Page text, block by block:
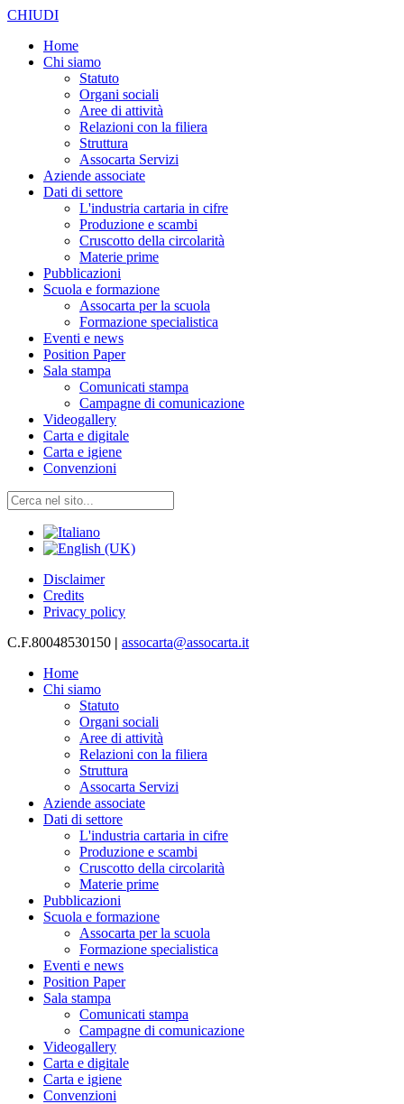
CHIUDI
Home
Chi siamo
Statuto
Organi sociali
Aree di attività
Relazioni con la filiera
Struttura
Assocarta Servizi
Aziende associate
Dati di settore
L'industria cartaria in cifre
Produzione e scambi
Cruscotto della circolarità
Materie prime
Pubblicazioni
Scuola e formazione
Assocarta per la scuola
Formazione specialistica
Eventi e news
Position Paper
Sala stampa
Comunicati stampa
Campagne di comunicazione
Videogallery
Carta e digitale
Carta e igiene
Convenzioni
Disclaimer
Credits
Privacy policy
C.F.80048530150 | assocarta@assocarta.it
Home
Chi siamo
Statuto
Organi sociali
Aree di attività
Relazioni con la filiera
Struttura
Assocarta Servizi
Aziende associate
Dati di settore
L'industria cartaria in cifre
Produzione e scambi
Cruscotto della circolarità
Materie prime
Pubblicazioni
Scuola e formazione
Assocarta per la scuola
Formazione specialistica
Eventi e news
Position Paper
Sala stampa
Comunicati stampa
Campagne di comunicazione
Videogallery
Carta e digitale
Carta e igiene
Convenzioni